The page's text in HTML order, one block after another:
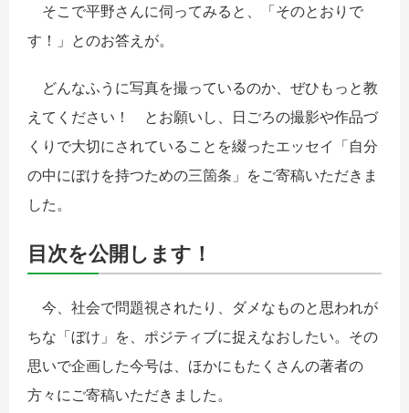
そこで平野さんに伺ってみると、「そのとおりで
す！」とのお答えが。
どんなふうに写真を撮っているのか、ぜひもっと教
えてください！ とお願いし、日ごろの撮影や作品づ
くりで大切にされていることを綴ったエッセイ「自分
の中にぼけを持つための三箇条」をご寄稿いただきま
した。
目次を公開します！
今、社会で問題視されたり、ダメなものと思われが
ちな「ぼけ」を、ポジティブに捉えなおしたい。その
思いで企画した今号は、ほかにもたくさんの著者の
方々にご寄稿いただきました。